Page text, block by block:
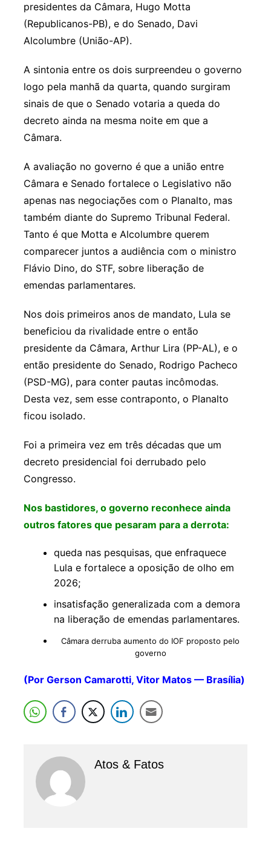
presidentes da Câmara, Hugo Motta
(Republicanos-PB), e do Senado, Davi
Alcolumbre (União-AP).
A sintonia entre os dois surpreendeu o governo
logo pela manhã da quarta, quando surgiram
sinais de que o Senado votaria a queda do
decreto ainda na mesma noite em que a
Câmara.
A avaliação no governo é que a união entre
Câmara e Senado fortalece o Legislativo não
apenas nas negociações com o Planalto, mas
também diante do Supremo Tribunal Federal.
Tanto é que Motta e Alcolumbre querem
comparecer juntos a audiência com o ministro
Flávio Dino, do STF, sobre liberação de
emendas parlamentares.
Nos dois primeiros anos de mandato, Lula se
beneficiou da rivalidade entre o então
presidente da Câmara, Arthur Lira (PP-AL), e o
então presidente do Senado, Rodrigo Pacheco
(PSD-MG), para conter pautas incômodas.
Desta vez, sem esse contraponto, o Planalto
ficou isolado.
Foi a primeira vez em três décadas que um
decreto presidencial foi derrubado pelo
Congresso.
Nos bastidores, o governo reconhece ainda
outros fatores que pesaram para a derrota:
queda nas pesquisas, que enfraquece
Lula e fortalece a oposição de olho em
2026;
insatisfação generalizada com a demora
na liberação de emendas parlamentares.
Câmara derruba aumento do IOF proposto pelo
governo
(Por Gerson Camarotti, Vitor Matos — Brasília)
Atos & Fatos